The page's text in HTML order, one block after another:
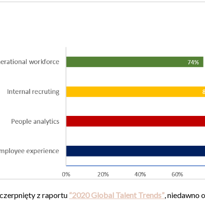
z raportu “2020 Global Talent Trends” ,